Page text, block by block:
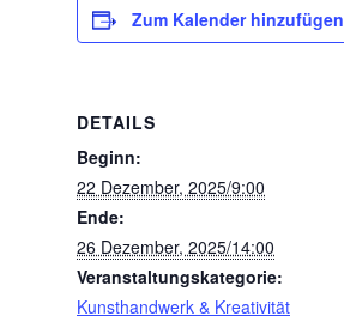
Zum Kalender hinzufügen
DETAILS
Beginn:
22 Dezember, 2025/9:00
Ende:
26 Dezember, 2025/14:00
Veranstaltungskategorie:
Kunsthandwerk & Kreativität